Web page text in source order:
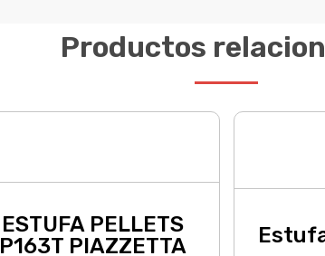
Productos
ESTUFA PELLETS
P163T PIAZZETTA